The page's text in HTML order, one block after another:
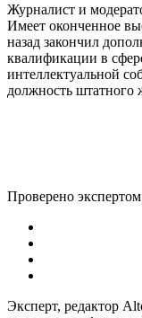
Журналист и
Имеет оконченное
назад закончил
квалификации в
интеллектуальной
должность штатного
Проверено
Эксперт, редактор